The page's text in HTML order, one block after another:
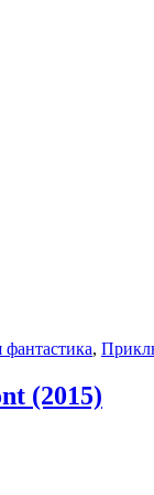
фантастика,
(2015)